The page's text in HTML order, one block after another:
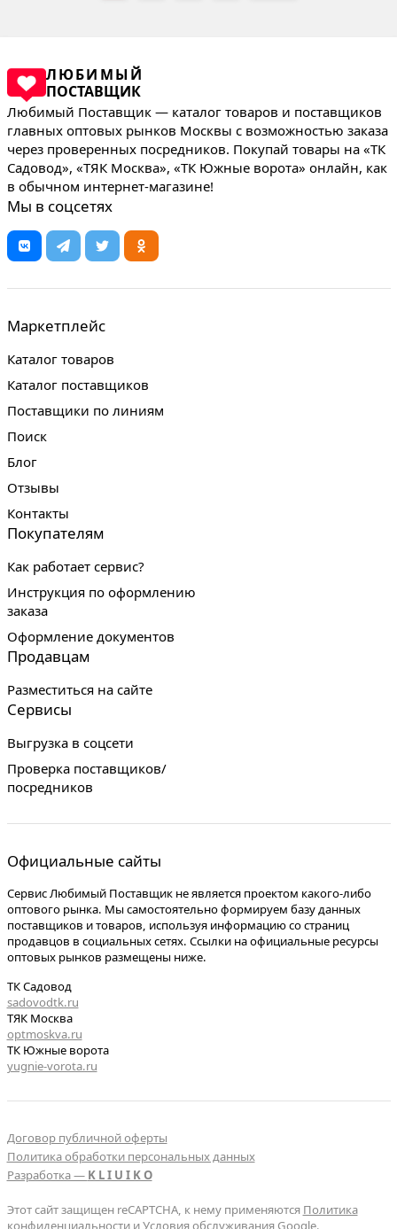
ЛЮБИМЫЙ
ПОСТАВЩИК
Любимый Поставщик — каталог товаров и поставщиков
главных оптовых рынков Москвы с возможностью заказа
через проверенных посредников. Покупай товары на «ТК
Садовод», «ТЯК Москва», «ТК Южные ворота» онлайн, как
в обычном интернет-магазине!
Мы в соцсетях
Маркетплейс
Каталог товаров
Каталог поставщиков
Поставщики по линиям
Поиск
Блог
Отзывы
Контакты
Покупателям
Как работает сервис?
Инструкция по оформлению
заказа
Оформление документов
Продавцам
Разместиться на сайте
Сервисы
Выгрузка в соцсети
Проверка поставщиков/
посредников
Официальные сайты
Сервис Любимый Поставщик не является проектом какого-либо
оптового рынка. Мы самостоятельно формируем базу данных
поставщиков и товаров, используя информацию со страниц
продавцов в социальных сетях. Ссылки на официальные ресурсы
оптовых рынков размещены ниже.
ТК Садовод
sadovodtk.ru
ТЯК Москва
optmoskva.ru
ТК Южные ворота
yugnie-vorota.ru
Договор публичной оферты
Политика обработки персональных данных
Разработка — K L I U I K O
Этот сайт защищен reCAPTCHA, к нему применяются Политика
конфиденциальностииУсловия обслуживания Google.